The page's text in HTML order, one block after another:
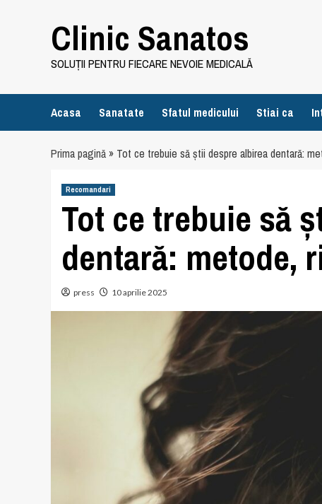
Clinic Sanatos
SOLUȚII PENTRU FIECARE NEVOIE MEDICALĂ
Acasa Sanatate Sfatul medicului Stiai ca
Prima pagină» Tot ce trebuie să știi despre albirea dentară:
Recomandari
Tot ce trebuie să
dentară: metode,
press 10 aprilie 2025